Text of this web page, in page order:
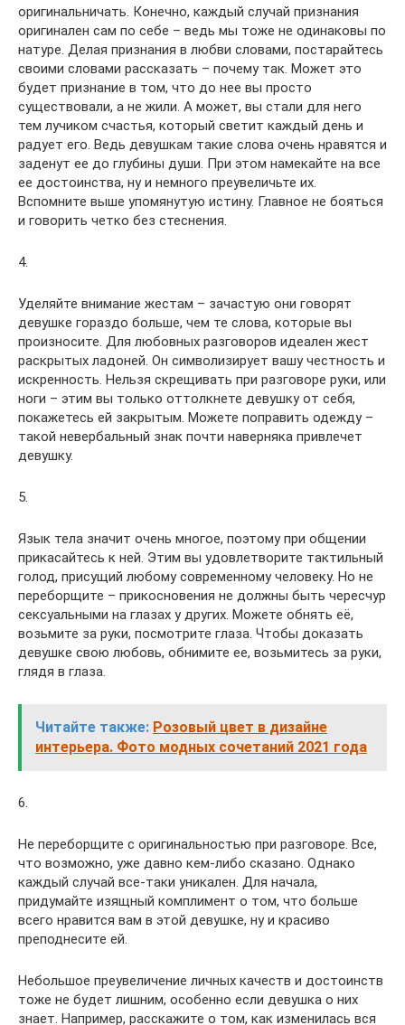
оригинальничать. Конечно, каждый случай признания
оригинален сам по себе – ведь мы тоже не одинаковы по
натуре. Делая признания в любви словами, постарайтесь
своими словами рассказать – почему так. Может это
будет признание в том, что до нее вы просто
существовали, а не жили. А может, вы стали для него
тем лучиком счастья, который светит каждый день и
радует его. Ведь девушкам такие слова очень нравятся и
заденут ее до глубины души. При этом намекайте на все
ее достоинства, ну и немного преувеличьте их.
Вспомните выше упомянутую истину. Главное не бояться
и говорить четко без стеснения.
4.
Уделяйте внимание жестам – зачастую они говорят
девушке гораздо больше, чем те слова, которые вы
произносите. Для любовных разговоров идеален жест
раскрытых ладоней. Он символизирует вашу честность и
искренность. Нельзя скрещивать при разговоре руки, или
ноги – этим вы только оттолкнете девушку от себя,
покажетесь ей закрытым. Можете поправить одежду –
такой невербальный знак почти наверняка привлечет
девушку.
5.
Язык тела значит очень многое, поэтому при общении
прикасайтесь к ней. Этим вы удовлетворите тактильный
голод, присущий любому современному человеку. Но не
переборщите – прикосновения не должны быть чересчур
сексуальными на глазах у других. Можете обнять её,
возьмите за руки, посмотрите глаза. Чтобы доказать
девушке свою любовь, обнимите ее, возьмитесь за руки,
глядя в глаза.
Читайте также: Розовый цвет в дизайне
интерьера. Фото модных сочетаний 2021 года
6.
Не переборщите с оригинальностью при разговоре. Все,
что возможно, уже давно кем-либо сказано. Однако
каждый случай все-таки уникален. Для начала,
придумайте изящный комплимент о том, что больше
всего нравится вам в этой девушке, ну и красиво
преподнесите ей.
Небольшое преувеличение личных качеств и достоинств
тоже не будет лишним, особенно если девушка о них
знает. Например, расскажите о том, как изменилась вся